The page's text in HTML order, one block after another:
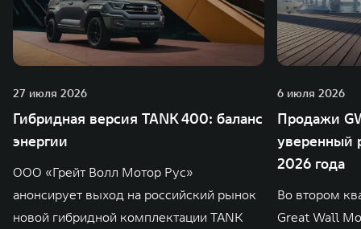
27 июля 2026
Гибридная версия TANK 400: баланс
энергии
ООО «Грейт Волл Мотор Рус»
анонсирует выход на российский рынок
новой гибридной комплектации TANK
6 июля 2026
Продажи
уверенный
2026 года
Во втором
Great Wall